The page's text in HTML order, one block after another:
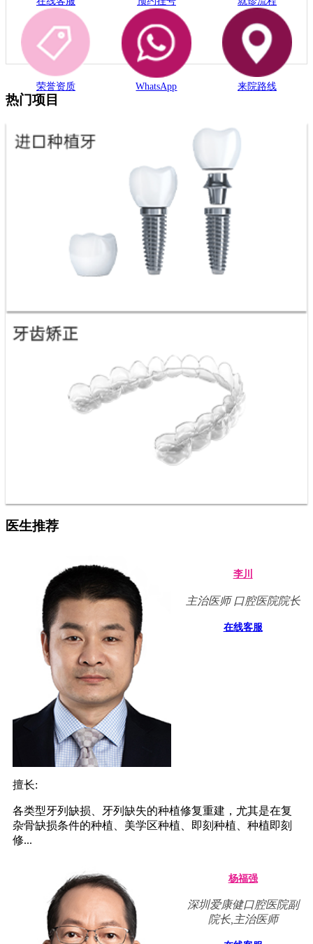
荣誉资质 WhatsApp 来院路线
热门项目
医生推荐
李川
主治医师 口腔医院院长
在线客服
擅长:
各类型牙列缺损、牙列缺失的种植修复重建，尤其是在复
杂骨缺损条件的种植、美学区种植、即刻种植、种植即刻
修...
杨福强
深圳爱康健口腔医院副
院长,主治医师